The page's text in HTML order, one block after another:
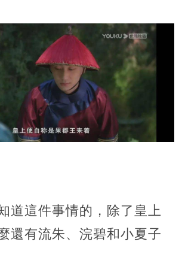
道這件事情的，除了皇上
還有流朱、浣碧和小夏子